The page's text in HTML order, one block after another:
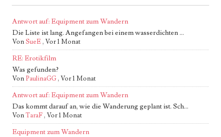
Antwort auf: Equipment zum Wandern
Die Liste ist lang. Angefangen bei einem wasserdichten ...
VonSueE, Vor 1 Monat
RE: Erotikfilm
Was gefunden?
VonPaulinaGG, Vor 1 Monat
Antwort auf: Equipment zum Wandern
Das kommt darauf an, wie die Wanderung geplant ist. Sch...
VonTaraF, Vor 1 Monat
Equipment zum Wandern